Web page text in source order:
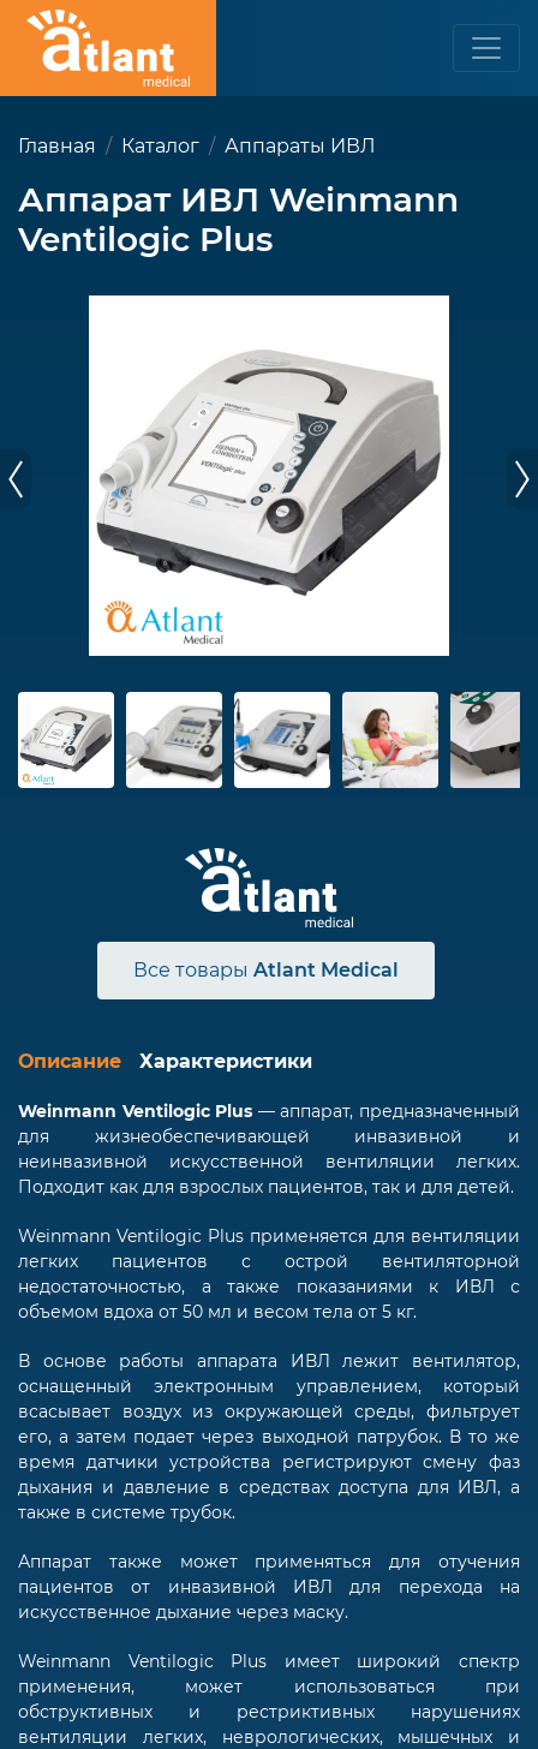
Главная Каталог Аппараты ИВЛ
Аппарат ИВЛ Weinmann
Ventilogic Plus
Все товары Atlant Medical
Описание Характеристики
Weinmann Ventilogic Plus — аппарат, предназначенный
для жизнеобеспечивающей инвазивной и
неинвазивной искусственной вентиляции легких.
Подходит как для взрослых пациентов, так и для детей.
Weinmann Ventilogic Plus применяется для вентиляции
легких пациентов с острой вентиляторной
недостаточностью, а также показаниями к ИВЛ с
объемом вдоха от 50 мл и весом тела от 5 кг.
В основе работы аппарата ИВЛ лежит вентилятор,
оснащенный электронным управлением, который
всасывает воздух из окружающей среды, фильтрует
его, а затем подает через выходной патрубок. В то же
время датчики устройства регистрируют смену фаз
дыхания и давление в средствах доступа для ИВЛ, а
также в системе трубок.
Аппарат также может применяться для отучения
пациентов от инвазивной ИВЛ для перехода на
искусственное дыхание через маску.
Weinmann Ventilogic Plus имеет широкий спектр
применения, может использоваться при
обструктивных и рестриктивных нарушениях
вентиляции легких, неврологических, мышечных и